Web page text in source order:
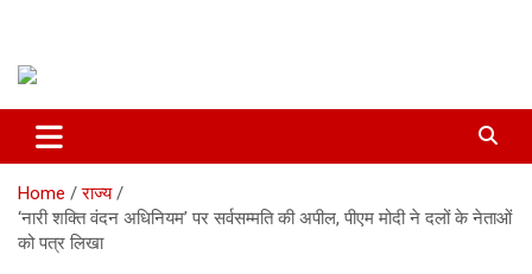
Home
राज्य
‘नारी शक्ति वंदन अधिनियम’ पर सर्वसम्मति की अपील, पीएम मोदी ने दलों के नेताओं
को पत्र लिखा